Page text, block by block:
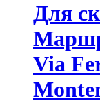
Для
Via